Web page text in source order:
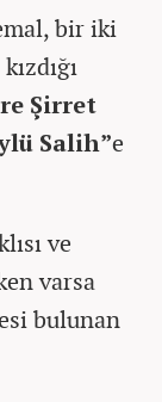
bir iki
Şirret
Salih”e
ve
varsa
bulunan